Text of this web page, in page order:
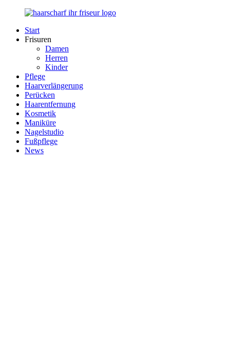
Zurück
Inhalt
Haarscharf
Händen
Start
Frisuren
Damen
Herren
Kinder
Pflege
Haarverlängerung
Perücken
Haarentfernung
Kosmetik
Maniküre
Nagelstudio
Fußpflege
News